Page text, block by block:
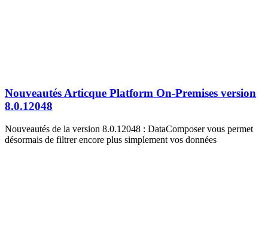
Nouveautés Articque Platform On-Premises version
8.0.12048
Nouveautés de la version 8.0.12048 : DataComposer vous permet
désormais de filtrer encore plus simplement vos données